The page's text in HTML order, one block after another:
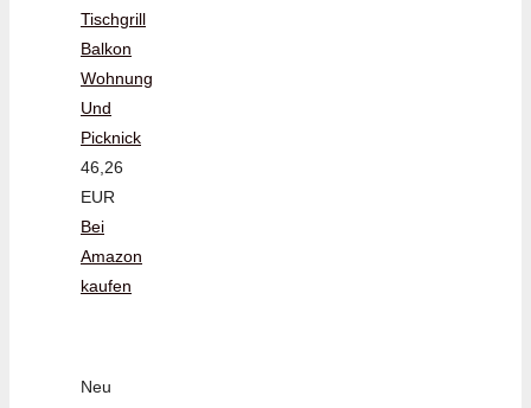
Tischgrill
Balkon
Wohnung
Und
Picknick
46,26
EUR
Bei
Amazon
kaufen
Neu